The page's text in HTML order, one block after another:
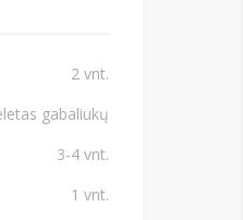
2 vnt.
gabaliukų
3-4 vnt.
1 vnt.